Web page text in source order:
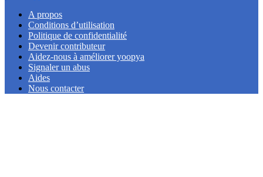
A propos
Conditions d’utilisation
Politique de confidentialité
Devenir contributeur
Aidez-nous à améliorer yoopya
Signaler un abus
Aides
Nous contacter